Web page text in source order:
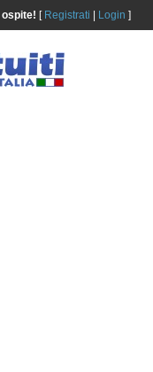
ospite! [ Registrati Login ]